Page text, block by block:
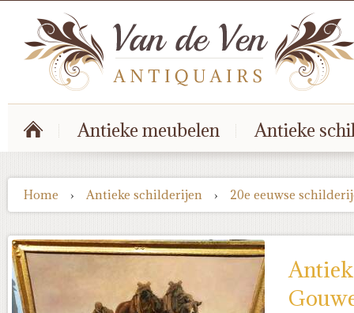
Antieke meubelen Antieke
Home › Antieke schilderijen › 20e eeuwse